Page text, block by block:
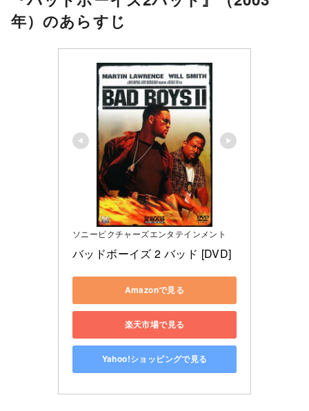
年）のあらすじ
ソニーピクチャーズエンタテインメント
バッドボーイズ 2 バッド [DVD]
Amazonで見る
楽天市場で見る
Yahoo!ショッピングで見る